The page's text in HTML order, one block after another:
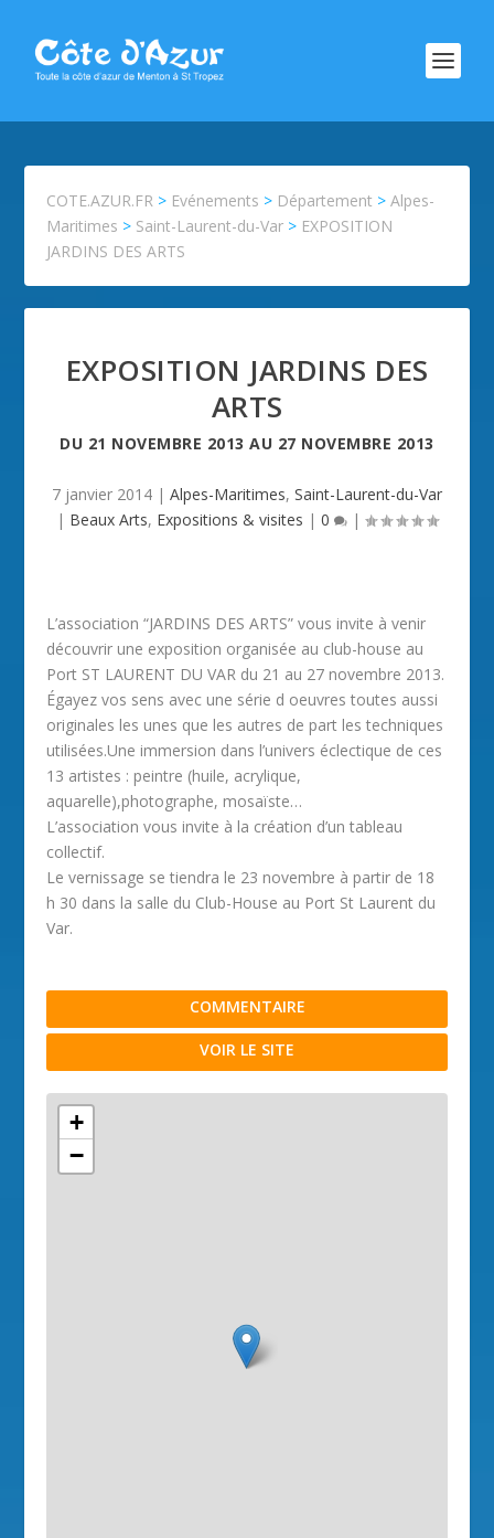
COTE.AZUR.FR > Evénements > Département >Alpes-
Maritimes > Saint-Laurent-du-Var > EXPOSITION
JARDINS DES ARTS
EXPOSITION JARDINS DES
ARTS
DU 21 NOVEMBRE 2013 AU 27 NOVEMBRE 2013
7 janvier 2014 | Alpes-Maritimes, Saint-Laurent-du-Var
| Beaux Arts, Expositions & visites | 0 |
L’association “JARDINS DES ARTS” vous invite à venir
découvrir une exposition organisée au club-house au
Port ST LAURENT DU VAR du 21 au 27 novembre 2013.
Égayez vos sens avec une série d oeuvres toutes aussi
originales les unes que les autres de part les techniques
utilisées.Une immersion dans l’univers éclectique de ces
13 artistes : peintre (huile, acrylique,
aquarelle),photographe, mosaïste…
L’association vous invite à la création d’un tableau
collectif.
Le vernissage se tiendra le 23 novembre à partir de 18
h 30 dans la salle du Club-House au Port St Laurent du
Var.
COMMENTAIRE
VOIR LE SITE
+
−